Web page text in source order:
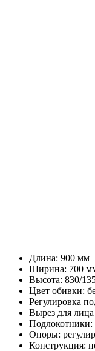
Длина: 900 мм
Ширина: 700
Высота: 830/
Цвет обивки:
Регулировка
Вырез для лица
Подлокотники:
Опоры:
Конструкция: